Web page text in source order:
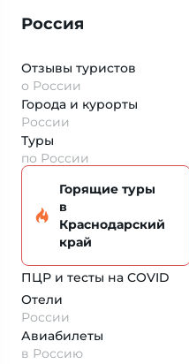
Россия
Отзывы туристов
о России
Города и курорты
России
Туры
по России
Горящие туры
в
Краснодарский
край
ПЦР и тесты на COVID
Отели
России
Авиабилеты
в Россию